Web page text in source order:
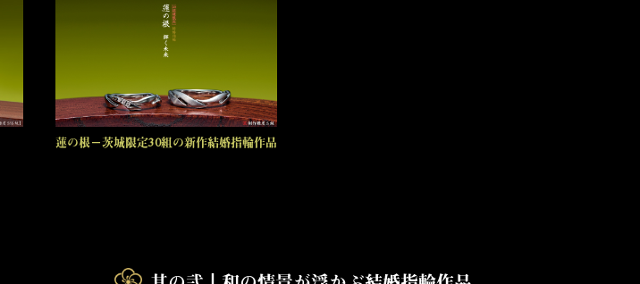
蓮の根－茨城限定30組の新作結婚指輪作品